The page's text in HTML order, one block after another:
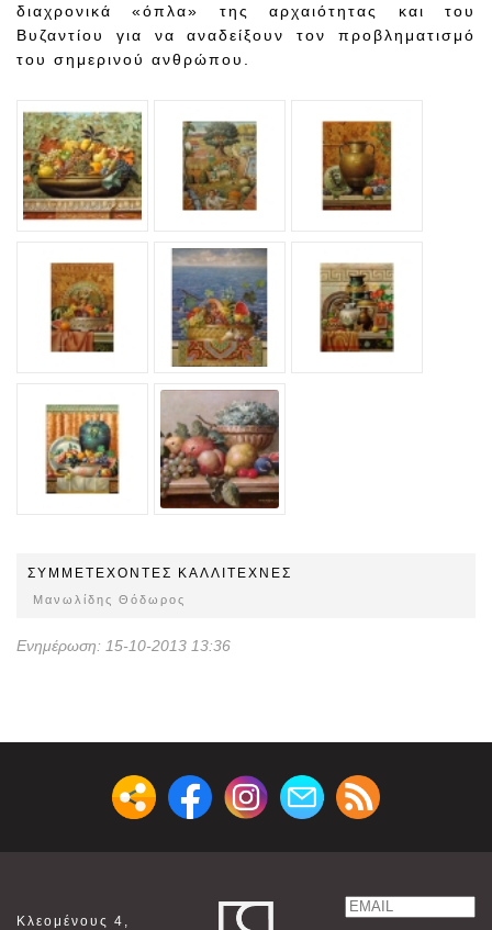
διαχρονικά «όπλα» της αρχαιότητας και του
Βυζαντίου για να αναδείξουν τον προβληματισμό
του σημερινού ανθρώπου.
ΣΥΜΜΕΤEΧOΝΤΕΣ ΚΑΛΛΙΤΕΧΝΕΣ
Μανωλίδης Θόδωρος
Ενημέρωση: 15-10-2013 13:36
Κλεομένους 4,
Email